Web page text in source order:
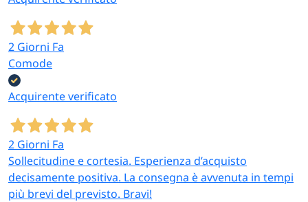
2 Giorni Fa
Comode
Acquirente verificato
2 Giorni Fa
Sollecitudine e cortesia. Esperienza d’acquisto
decisamente positiva. La consegna è avvenuta in tempi
più brevi del previsto. Bravi!